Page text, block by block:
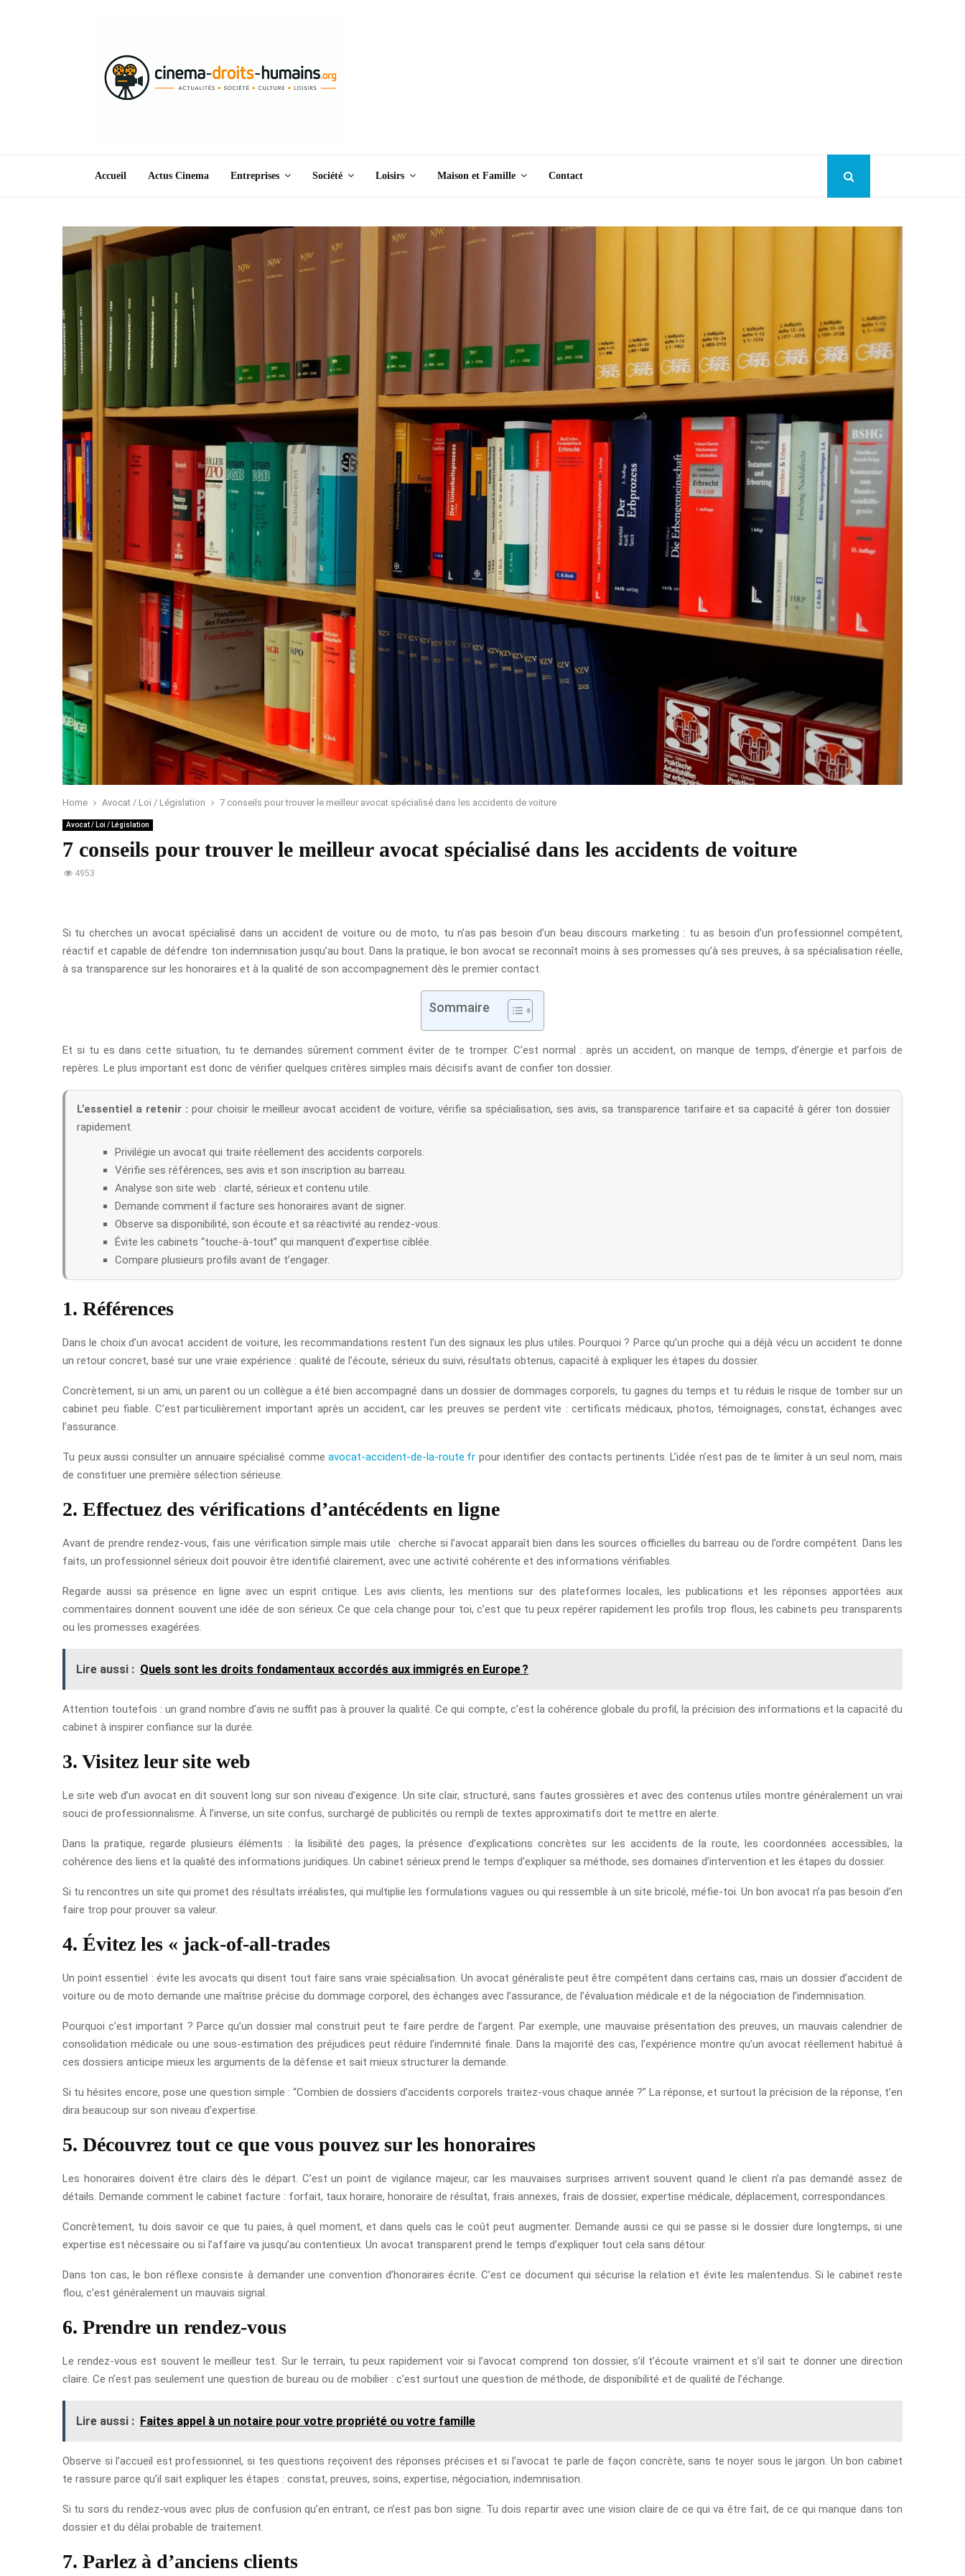
Accueil Actus Cinema Entreprises Société Loisirs Maison et Famille Contact
Home Avocat / Loi / Législation 7 conseils pour trouver le meilleur avocat spécialisé dans les accidents de voiture
Avocat / Loi / Législation
7 conseils pour trouver le meilleur avocat spécialisé dans les accidents de voiture
4953
Si tu cherches un avocat spécialisé dans un accident de voiture ou de moto, tu n’as pas besoin d’un beau discours marketing : tu as besoin d’un professionnel compétent,
réactif et capable de défendre ton indemnisation jusqu’au bout. Dans la pratique, le bon avocat se reconnaît moins à ses promesses qu’à ses preuves, à sa spécialisation réelle,
à sa transparence sur les honoraires et à la qualité de son accompagnement dès le premier contact.
Sommaire
Et si tu es dans cette situation, tu te demandes sûrement comment éviter de te tromper. C’est normal : après un accident, on manque de temps, d’énergie et parfois de
repères. Le plus important est donc de vérifier quelques critères simples mais décisifs avant de confier ton dossier.
L’essentiel a retenir : pour choisir le meilleur avocat accident de voiture, vérifie sa spécialisation, ses avis, sa transparence tarifaire et sa capacité à gérer ton dossier
rapidement.
Privilégie un avocat qui traite réellement des accidents corporels.
Vérifie ses références, ses avis et son inscription au barreau.
Analyse son site web : clarté, sérieux et contenu utile.
Demande comment il facture ses honoraires avant de signer.
Observe sa disponibilité, son écoute et sa réactivité au rendez-vous.
Évite les cabinets “touche-à-tout” qui manquent d’expertise ciblée.
Compare plusieurs profils avant de t’engager.
1. Références
Dans le choix d’un avocat accident de voiture, les recommandations restent l’un des signaux les plus utiles. Pourquoi ? Parce qu’un proche qui a déjà vécu un accident te donne
un retour concret, basé sur une vraie expérience : qualité de l’écoute, sérieux du suivi, résultats obtenus, capacité à expliquer les étapes du dossier.
Concrètement, si un ami, un parent ou un collègue a été bien accompagné dans un dossier de dommages corporels, tu gagnes du temps et tu réduis le risque de tomber sur un
cabinet peu fiable. C’est particulièrement important après un accident, car les preuves se perdent vite : certificats médicaux, photos, témoignages, constat, échanges avec
l’assurance.
Tu peux aussi consulter un annuaire spécialisé comme avocat-accident-de-la-route.fr pour identifier des contacts pertinents. L’idée n’est pas de te limiter à un seul nom, mais
de constituer une première sélection sérieuse.
2. Effectuez des vérifications d’antécédents en ligne
Avant de prendre rendez-vous, fais une vérification simple mais utile : cherche si l’avocat apparaît bien dans les sources officielles du barreau ou de l’ordre compétent. Dans les
faits, un professionnel sérieux doit pouvoir être identifié clairement, avec une activité cohérente et des informations vérifiables.
Regarde aussi sa présence en ligne avec un esprit critique. Les avis clients, les mentions sur des plateformes locales, les publications et les réponses apportées aux
commentaires donnent souvent une idée de son sérieux. Ce que cela change pour toi, c’est que tu peux repérer rapidement les profils trop flous, les cabinets peu transparents
ou les promesses exagérées.
Lire aussi : Quels sont les droits fondamentaux accordés aux immigrés en Europe ?
Attention toutefois : un grand nombre d’avis ne suffit pas à prouver la qualité. Ce qui compte, c’est la cohérence globale du profil, la précision des informations et la capacité du
cabinet à inspirer confiance sur la durée.
3. Visitez leur site web
Le site web d’un avocat en dit souvent long sur son niveau d’exigence. Un site clair, structuré, sans fautes grossières et avec des contenus utiles montre généralement un vrai
souci de professionnalisme. À l’inverse, un site confus, surchargé de publicités ou rempli de textes approximatifs doit te mettre en alerte.
Dans la pratique, regarde plusieurs éléments : la lisibilité des pages, la présence d’explications concrètes sur les accidents de la route, les coordonnées accessibles, la
cohérence des liens et la qualité des informations juridiques. Un cabinet sérieux prend le temps d’expliquer sa méthode, ses domaines d’intervention et les étapes du dossier.
Si tu rencontres un site qui promet des résultats irréalistes, qui multiplie les formulations vagues ou qui ressemble à un site bricolé, méfie-toi. Un bon avocat n’a pas besoin d’en
faire trop pour prouver sa valeur.
4. Évitez les « jack-of-all-trades
Un point essentiel : évite les avocats qui disent tout faire sans vraie spécialisation. Un avocat généraliste peut être compétent dans certains cas, mais un dossier d’accident de
voiture ou de moto demande une maîtrise précise du dommage corporel, des échanges avec l’assurance, de l’évaluation médicale et de la négociation de l’indemnisation.
Pourquoi c’est important ? Parce qu’un dossier mal construit peut te faire perdre de l’argent. Par exemple, une mauvaise présentation des preuves, un mauvais calendrier de
consolidation médicale ou une sous-estimation des préjudices peut réduire l’indemnité finale. Dans la majorité des cas, l’expérience montre qu’un avocat réellement habitué à
ces dossiers anticipe mieux les arguments de la défense et sait mieux structurer la demande.
Si tu hésites encore, pose une question simple : “Combien de dossiers d’accidents corporels traitez-vous chaque année ?” La réponse, et surtout la précision de la réponse, t’en
dira beaucoup sur son niveau d’expertise.
5. Découvrez tout ce que vous pouvez sur les honoraires
Les honoraires doivent être clairs dès le départ. C’est un point de vigilance majeur, car les mauvaises surprises arrivent souvent quand le client n’a pas demandé assez de
détails. Demande comment le cabinet facture : forfait, taux horaire, honoraire de résultat, frais annexes, frais de dossier, expertise médicale, déplacement, correspondances.
Concrètement, tu dois savoir ce que tu paies, à quel moment, et dans quels cas le coût peut augmenter. Demande aussi ce qui se passe si le dossier dure longtemps, si une
expertise est nécessaire ou si l’affaire va jusqu’au contentieux. Un avocat transparent prend le temps d’expliquer tout cela sans détour.
Dans ton cas, le bon réflexe consiste à demander une convention d’honoraires écrite. C’est ce document qui sécurise la relation et évite les malentendus. Si le cabinet reste
flou, c’est généralement un mauvais signal.
6. Prendre un rendez-vous
Le rendez-vous est souvent le meilleur test. Sur le terrain, tu peux rapidement voir si l’avocat comprend ton dossier, s’il t’écoute vraiment et s’il sait te donner une direction
claire. Ce n’est pas seulement une question de bureau ou de mobilier : c’est surtout une question de méthode, de disponibilité et de qualité de l’échange.
Lire aussi : Faites appel à un notaire pour votre propriété ou votre famille
Observe si l’accueil est professionnel, si tes questions reçoivent des réponses précises et si l’avocat te parle de façon concrète, sans te noyer sous le jargon. Un bon cabinet
te rassure parce qu’il sait expliquer les étapes : constat, preuves, soins, expertise, négociation, indemnisation.
Si tu sors du rendez-vous avec plus de confusion qu’en entrant, ce n’est pas bon signe. Tu dois repartir avec une vision claire de ce qui va être fait, de ce qui manque dans ton
dossier et du délai probable de traitement.
7. Parlez à d’anciens clients